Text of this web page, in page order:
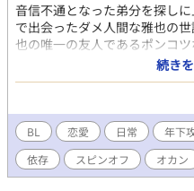
音信不通となった弟分を探し
で出会ったダメ人間な雅也の
也の唯一の友人であるポンコ
楽しい楽しい世話焼きライフ
圭ちゃんに雅也と幸孝はもう
かれていくが...❤ 二人の世話
るのか！？ ※こちらは【溺愛
恩人である圭ちゃんの物語です
続き
BL 恋愛 日常 年下
依存
スピンオフ オカン